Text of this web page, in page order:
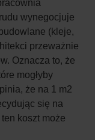
wynegocjuje
(kleje,
przeważnie
Oznacza to, że
mogłyby
że na 1 m2
się na
koszt może